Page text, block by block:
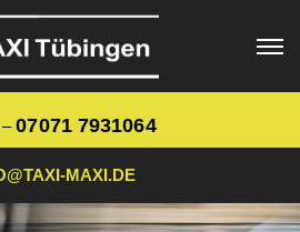
–07071 7931064
MAXI.DE